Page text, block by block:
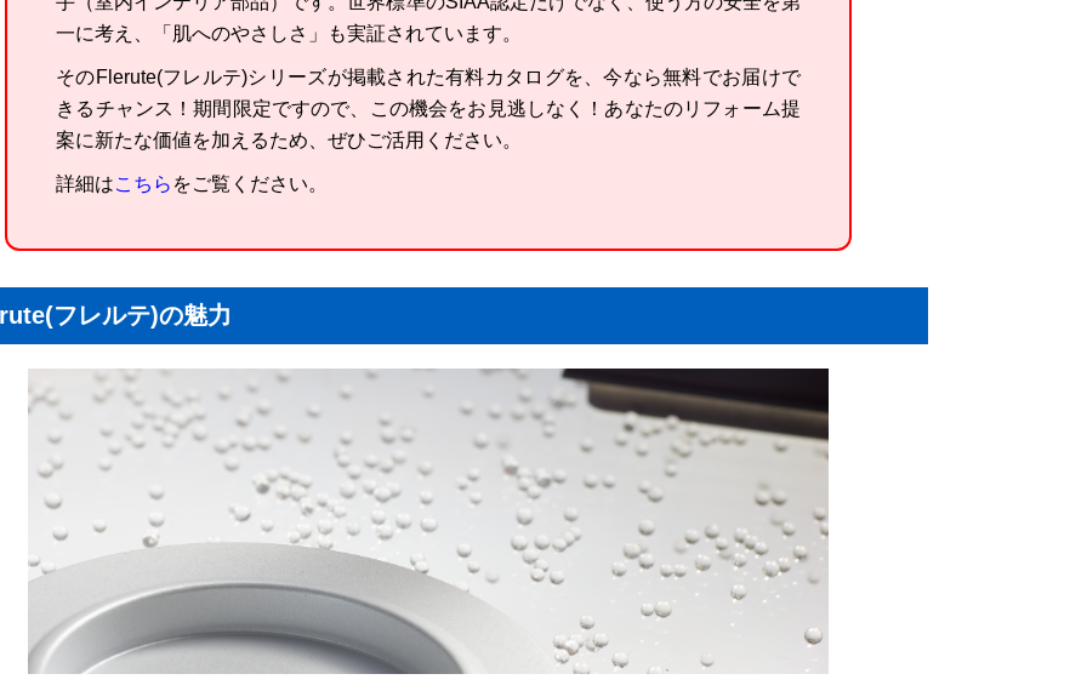
一に考え、「肌へのやさしさ」も実証されています。
そのFlerute(フレルテ)シリーズが掲載された有料カタログを、今なら無料でお届けで
きるチャンス！期間限定ですので、この機会をお見逃しなく！あなたのリフォーム提
案に新たな価値を加えるため、ぜひご活用ください。
詳細はこちら をご覧ください。
フレルテ)の魅力